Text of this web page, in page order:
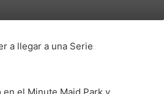
a llegar a una Serie